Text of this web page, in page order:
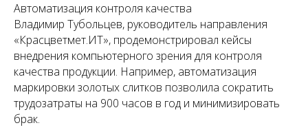
Автоматизация контроля качества
Владимир Тубольцев, руководитель направления
«Красцветмет.ИТ», продемонстрировал кейсы
внедрения компьютерного зрения для контроля
качества продукции. Например, автоматизация
маркировки золотых слитков позволила сократить
трудозатраты на 900 часов в год и минимизировать
брак.